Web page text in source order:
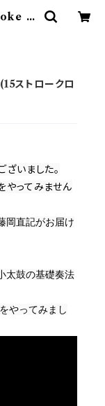
R
トロークロ
いました。
やってみません
岡直記がお届け
太鼓の基礎奏法
やってみまし